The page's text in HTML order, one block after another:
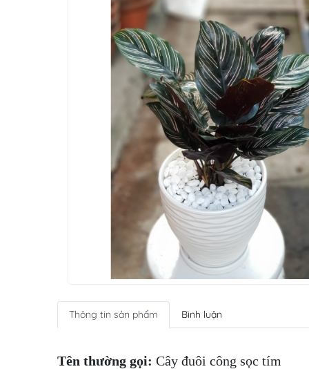
Thông tin sản phẩm Bình luận
Tên thường gọi: Cây đuôi công sọc tím